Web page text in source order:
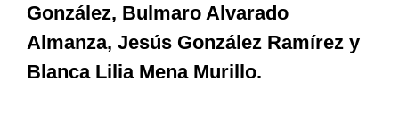
González, Bulmaro Alvarado
Almanza, Jesús González Ramírez y
Blanca Lilia Mena Murillo.